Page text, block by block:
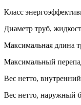
Класс
Диаметр труб,
Максимальная длина
Максимальный
Вес нетто,
Вес нетто, наружный